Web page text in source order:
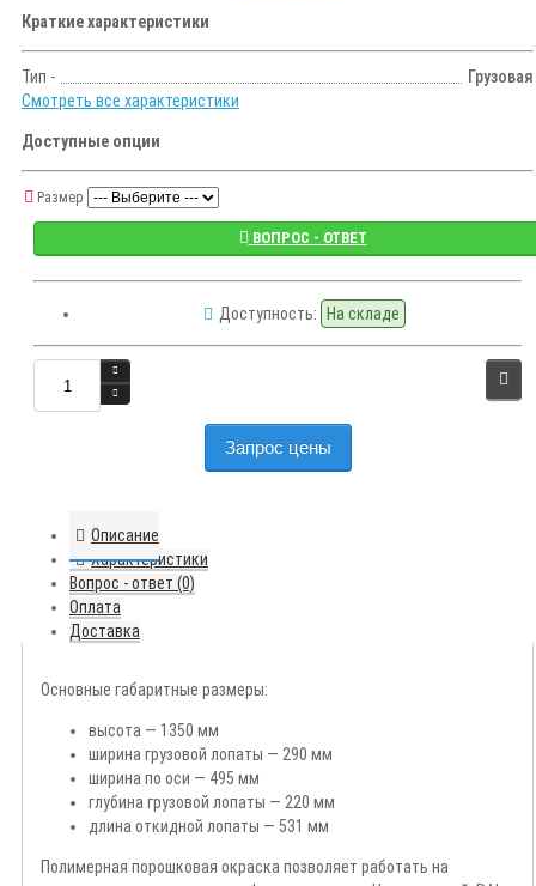
Краткие характеристики
Тип -
Грузовая
Смотреть все характеристики
Доступные опции
Размер
ВОПРОС - ОТВЕТ
Доступность: На складе
Запрос цены
Описание
Характеристики
Вопрос - ответ (0)
Оплата
Доставка
Основные габаритные размеры:
высота — 1350 мм
ширина грузовой лопаты — 290 мм
ширина по оси — 495 мм
глубина грузовой лопаты — 220 мм
длина откидной лопаты — 531 мм
Полимерная порошковая окраска позволяет работать на